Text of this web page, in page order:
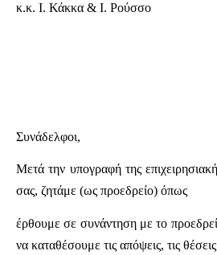
κ.κ. Ι. Κάκκα & Ι. Ρούσσο
Συνάδελφοι,
Μετά την υπογραφή της
σας, ζητάμε (ως προεδρείο) όπως
έρθουμε σε συνάντηση με το
να καταθέσουμε τις απόψεις, τις θέσεις